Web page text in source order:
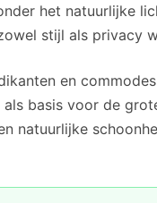
het natuurlijke
stijl als privacy
en
basis voor de
natuurlijke